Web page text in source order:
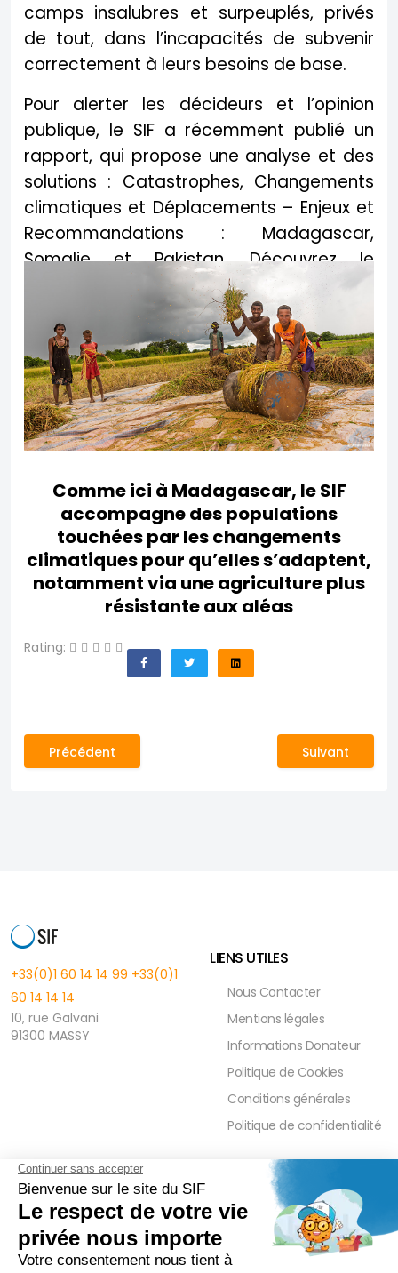
camps insalubres et surpeuplés, privés
de tout, dans l’incapacités de subvenir
correctement à leurs besoins de base.
Pour alerter les décideurs et l’opinion
publique, le SIF a récemment publié un
rapport, qui propose une analyse et des
solutions : Catastrophes, Changements
climatiques et Déplacements – Enjeux et
Recommandations : Madagascar,
Somalie et Pakistan. Découvrez le
document en cliquant ci-dessous !
EN SAVOIR PLUS
Comme ici à Madagascar, le SIF
accompagne des populations
touchées par les changements
climatiques pour qu’elles s’adaptent,
notamment via une agriculture plus
résistante aux aléas
Rating:
Article précédent : Revue des donateurs
Précédent Article suivant
Suivant
+33(0)1 60 14 14 99 +33(0)1
60 14 14 14
10, rue Galvani
91300 MASSY
LIENS UTILES
Nous Contacter
Mentions légales
Informations Donateur
Politique de Cookies
Conditions générales
Politique de confidentialité
FAQ
Réduction Fiscale
Ramadan 2026
Zakât Al Maal
PRESSE ET PARTENAIRE
Contact Presse
Communiqués de Presse
Actualités Presse